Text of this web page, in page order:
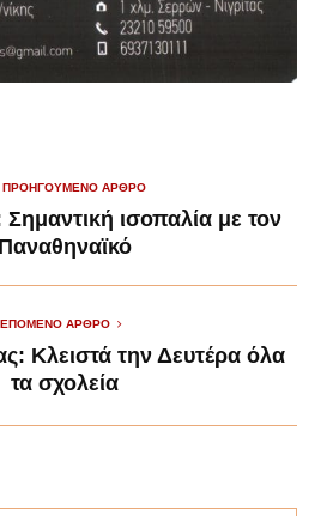
ΠΡΟΗΓΟΎΜΕΝΟ ΆΡΘΡΟ
ισοπαλία με τον
Παναθηναϊκό
ΕΠΌΜΕΝΟ ΆΡΘΡΟ
Κλειστά την Δευτέρα όλα
τα σχολεία